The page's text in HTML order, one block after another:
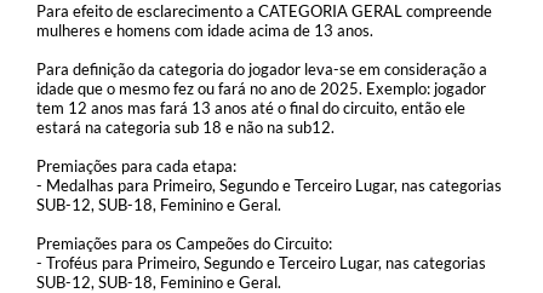
Para efeito de esclarecimento a CATEGORIA GERAL compreende
mulheres e homens com idade acima de 13 anos.
Para definição da categoria do jogador leva-se em consideração a
idade que o mesmo fez ou fará no ano de 2025. Exemplo: jogador
tem 12 anos mas fará 13 anos até o final do circuito, então ele
estará na categoria sub 18 e não na sub12.
Premiações para cada etapa:
- Medalhas para Primeiro, Segundo e Terceiro Lugar, nas categorias
SUB-12, SUB-18, Feminino e Geral.
Premiações para os Campeões do Circuito:
- Troféus para Primeiro, Segundo e Terceiro Lugar, nas categorias
SUB-12, SUB-18, Feminino e Geral.